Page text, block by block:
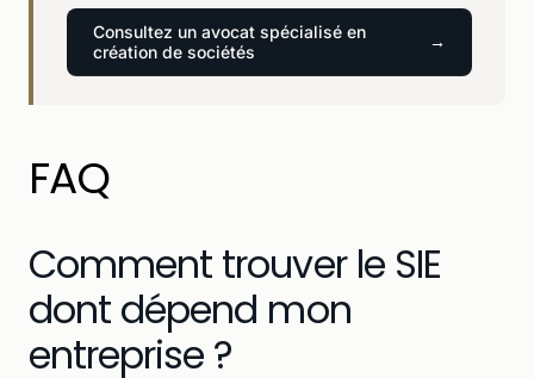
Consultez un avocat spécialisé en
création de sociétés
FAQ
Comment trouver le SIE
dont dépend mon
entreprise ?